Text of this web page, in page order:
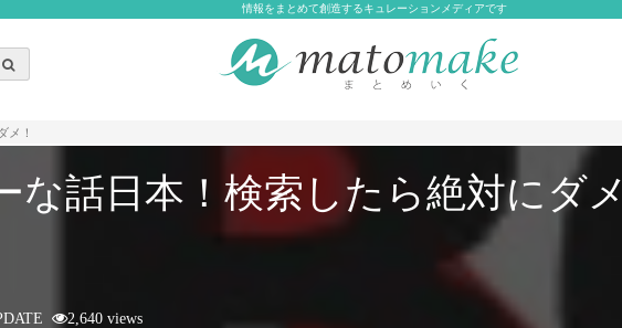
情報をまとめて創造するキュレーションメディアです
メ！
な話日本！検索したら絶対にダ
2,640 views